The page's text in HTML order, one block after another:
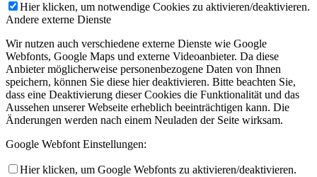
Hier klicken, um notwendige Cookies zu aktivieren/deaktivieren.
Andere externe Dienste
Wir nutzen auch verschiedene externe Dienste wie Google
Webfonts, Google Maps und externe Videoanbieter. Da diese
Anbieter möglicherweise personenbezogene Daten von Ihnen
speichern, können Sie diese hier deaktivieren. Bitte beachten Sie,
dass eine Deaktivierung dieser Cookies die Funktionalität und das
Aussehen unserer Webseite erheblich beeinträchtigen kann. Die
Änderungen werden nach einem Neuladen der Seite wirksam.
Google Webfont Einstellungen:
Hier klicken, um Google Webfonts zu aktivieren/deaktivieren.